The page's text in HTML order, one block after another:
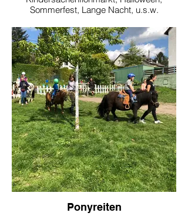
Sommerfest, Lange Nacht, u.s.w.
Ponyreiten